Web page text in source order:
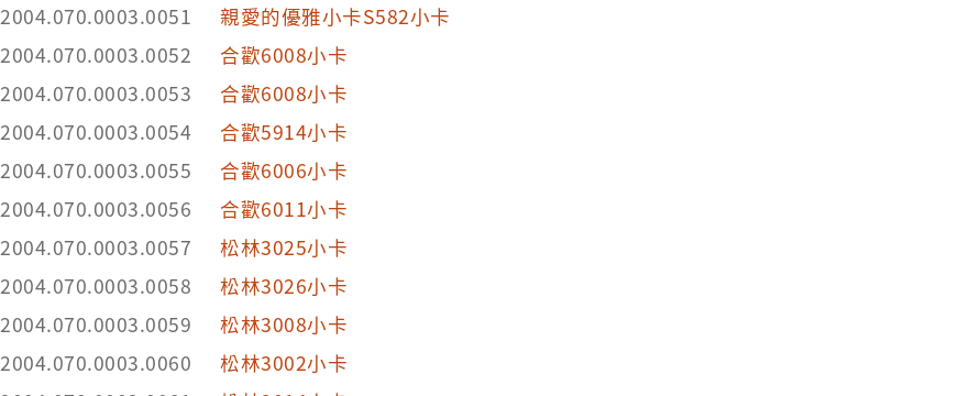
2004.070.0003.0051
親愛的優雅小卡S582小卡
2004.070.0003.0052
合歡6008小卡
2004.070.0003.0053
合歡6008小卡
2004.070.0003.0054
合歡5914小卡
2004.070.0003.0055
合歡6006小卡
2004.070.0003.0056
合歡6011小卡
2004.070.0003.0057
松林3025小卡
2004.070.0003.0058
松林3026小卡
2004.070.0003.0059
松林3008小卡
2004.070.0003.0060
松林3002小卡